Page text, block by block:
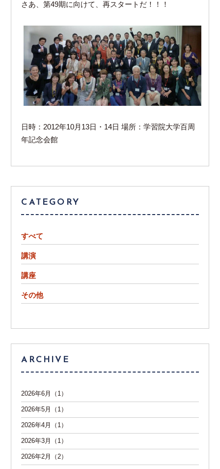
さあ、第49期に向けて、再スタートだ！！！
日時：2012年10月13日・14日 場所：学習院大学百周
年記念会館
CATEGORY
すべて
講演
講座
その他
ARCHIVE
2026年6月（1）
2026年5月（1）
2026年4月（1）
2026年3月（1）
2026年2月（2）